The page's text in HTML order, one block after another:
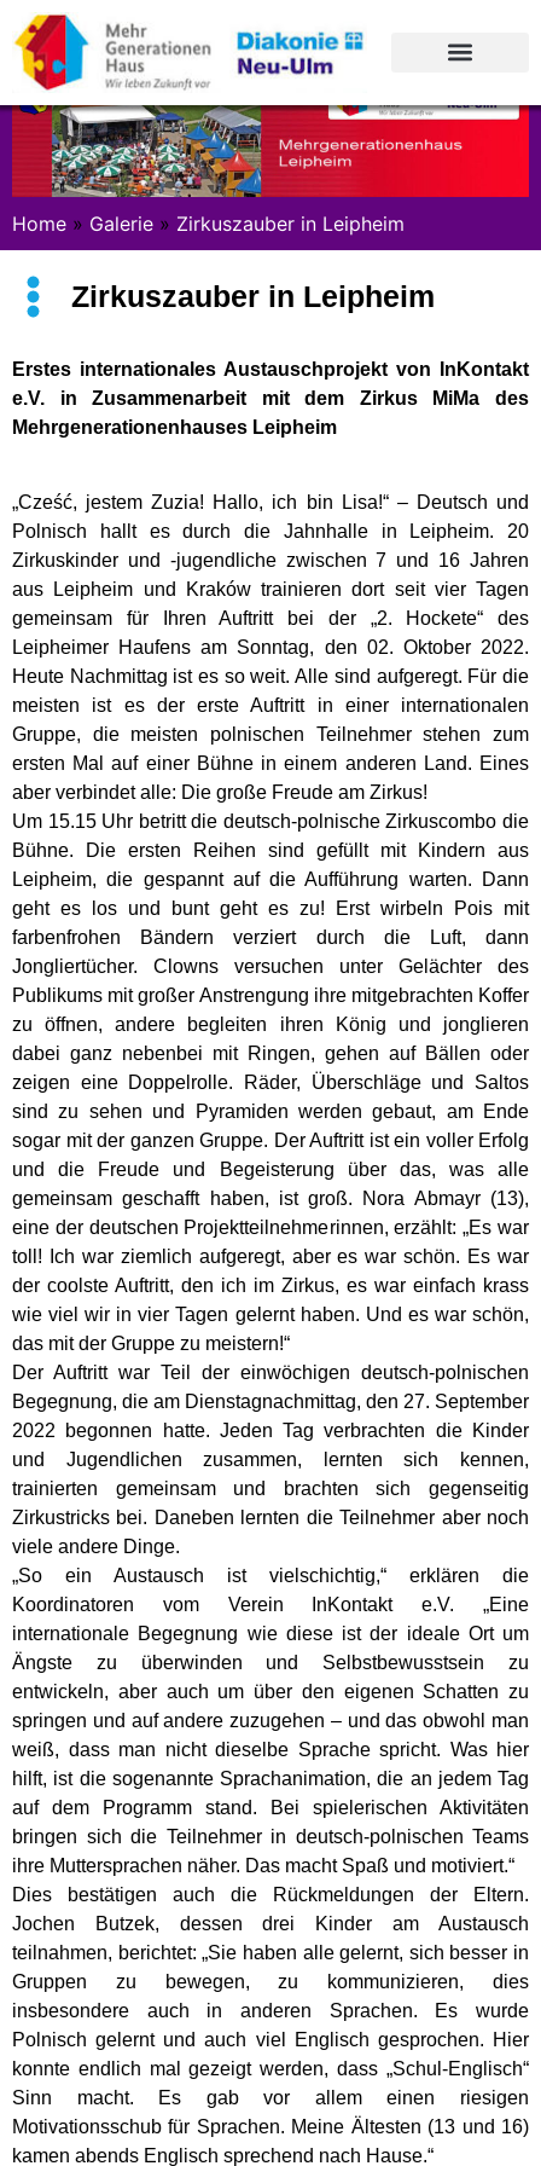
Home » Galerie » Zirkuszauber in Leipheim
Zirkuszauber in Leipheim
Erstes internationales Austauschprojekt von InKontakt
e.V. in Zusammenarbeit mit dem Zirkus MiMa des
Mehrgenerationenhauses Leipheim
„Cześć, jestem Zuzia! Hallo, ich bin Lisa!“ – Deutsch und
Polnisch hallt es durch die Jahnhalle in Leipheim. 20
Zirkuskinder und -jugendliche zwischen 7 und 16 Jahren
aus Leipheim und Kraków trainieren dort seit vier Tagen
gemeinsam für Ihren Auftritt bei der „2. Hockete“ des
Leipheimer Haufens am Sonntag, den 02. Oktober 2022.
Heute Nachmittag ist es so weit. Alle sind aufgeregt. Für die
meisten ist es der erste Auftritt in einer internationalen
Gruppe, die meisten polnischen Teilnehmer stehen zum
ersten Mal auf einer Bühne in einem anderen Land. Eines
aber verbindet alle: Die große Freude am Zirkus!
Um 15.15 Uhr betritt die deutsch-polnische Zirkuscombo die
Bühne. Die ersten Reihen sind gefüllt mit Kindern aus
Leipheim, die gespannt auf die Aufführung warten. Dann
geht es los und bunt geht es zu! Erst wirbeln Pois mit
farbenfrohen Bändern verziert durch die Luft, dann
Jongliertücher. Clowns versuchen unter Gelächter des
Publikums mit großer Anstrengung ihre mitgebrachten Koffer
zu öffnen, andere begleiten ihren König und jonglieren
dabei ganz nebenbei mit Ringen, gehen auf Bällen oder
zeigen eine Doppelrolle. Räder, Überschläge und Saltos
sind zu sehen und Pyramiden werden gebaut, am Ende
sogar mit der ganzen Gruppe. Der Auftritt ist ein voller Erfolg
und die Freude und Begeisterung über das, was alle
gemeinsam geschafft haben, ist groß. Nora Abmayr (13),
eine der deutschen Projektteilnehmerinnen, erzählt: „Es war
toll! Ich war ziemlich aufgeregt, aber es war schön. Es war
der coolste Auftritt, den ich im Zirkus, es war einfach krass
wie viel wir in vier Tagen gelernt haben. Und es war schön,
das mit der Gruppe zu meistern!“
Der Auftritt war Teil der einwöchigen deutsch-polnischen
Begegnung, die am Dienstagnachmittag, den 27. September
2022 begonnen hatte. Jeden Tag verbrachten die Kinder
und Jugendlichen zusammen, lernten sich kennen,
trainierten gemeinsam und brachten sich gegenseitig
Zirkustricks bei. Daneben lernten die Teilnehmer aber noch
viele andere Dinge.
„So ein Austausch ist vielschichtig,“ erklären die
Koordinatoren vom Verein InKontakt e.V. „Eine
internationale Begegnung wie diese ist der ideale Ort um
Ängste zu überwinden und Selbstbewusstsein zu
entwickeln, aber auch um über den eigenen Schatten zu
springen und auf andere zuzugehen – und das obwohl man
weiß, dass man nicht dieselbe Sprache spricht. Was hier
hilft, ist die sogenannte Sprachanimation, die an jedem Tag
auf dem Programm stand. Bei spielerischen Aktivitäten
bringen sich die Teilnehmer in deutsch-polnischen Teams
ihre Muttersprachen näher. Das macht Spaß und motiviert.“
Dies bestätigen auch die Rückmeldungen der Eltern.
Jochen Butzek, dessen drei Kinder am Austausch
teilnahmen, berichtet: „Sie haben alle gelernt, sich besser in
Gruppen zu bewegen, zu kommunizieren, dies
insbesondere auch in anderen Sprachen. Es wurde
Polnisch gelernt und auch viel Englisch gesprochen. Hier
konnte endlich mal gezeigt werden, dass „Schul-Englisch“
Sinn macht. Es gab vor allem einen riesigen
Motivationsschub für Sprachen. Meine Ältesten (13 und 16)
kamen abends Englisch sprechend nach Hause.“